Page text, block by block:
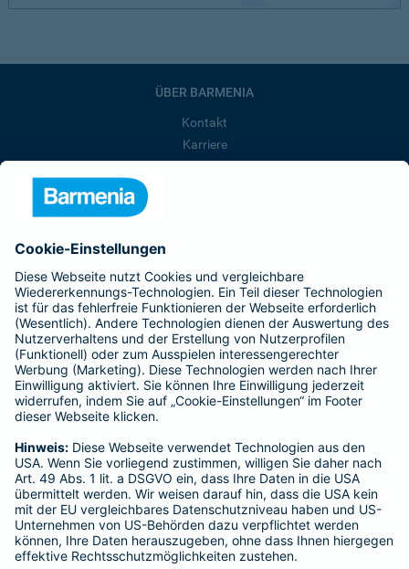
ÜBER BARMENIA
Kontakt
Karriere
Presse
Barmenia ist Teil der BarmeniaGothaer
BELIEBTE SEITEN
Kranken-Zusatzversicherung
Tierversicherungen
Haftpflichtversicherung
Hausratversicherung
Adresse ändern
Schaden melden
Kilometerstandsmeldung
Serviceübersicht